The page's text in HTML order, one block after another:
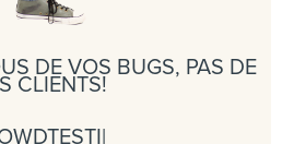
DE VOS BUGS, PAS DE
CLIENTS!